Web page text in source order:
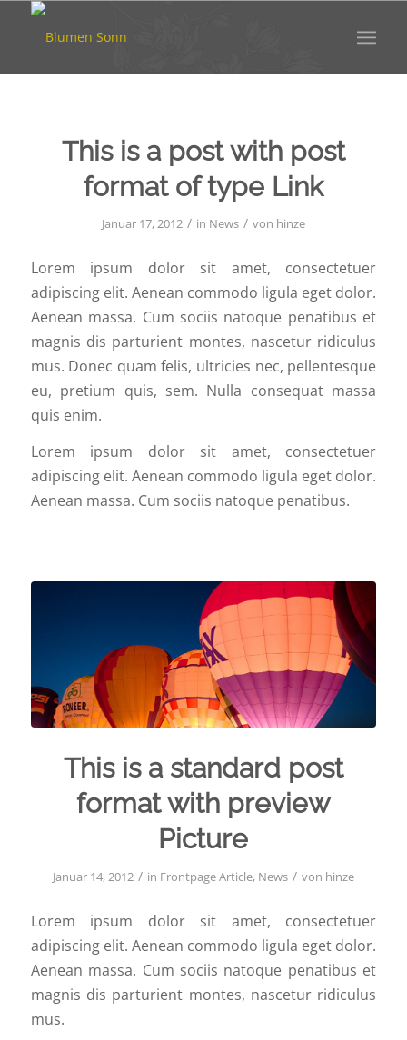
This is a post with post
format of type Link
Januar 17, 2012 / in News / von hinze
Lorem ipsum dolor sit amet, consectetuer
adipiscing elit. Aenean commodo ligula eget dolor.
Aenean massa. Cum sociis natoque penatibus et
magnis dis parturient montes, nascetur ridiculus
mus. Donec quam felis, ultricies nec, pellentesque
eu, pretium quis, sem. Nulla consequat massa
quis enim.
Lorem ipsum dolor sit amet, consectetuer
adipiscing elit. Aenean commodo ligula eget dolor.
Aenean massa. Cum sociis natoque penatibus.
This is a standard post
format with preview
Picture
Januar 14, 2012 / in Frontpage Article, News / von hinze
Lorem ipsum dolor sit amet, consectetuer
adipiscing elit. Aenean commodo ligula eget dolor.
Aenean massa. Cum sociis natoque penatibus et
magnis dis parturient montes, nascetur ridiculus
mus.